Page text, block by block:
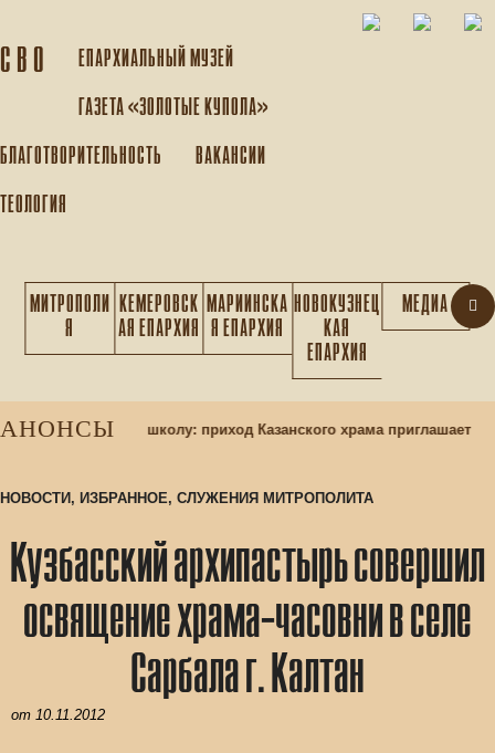
С В О
ЕПАРХИАЛЬНЫЙ МУЗEЙ
ГАЗЕТА «ЗОЛОТЫЕ КУПОЛА»
БЛАГОТВОРИТЕЛЬНОСТЬ
ВАКАНСИИ
ТЕОЛОГИЯ
МИТРОПОЛИ
Я
КЕМЕРОВСК
АЯ ЕПАРХИЯ
МАРИИНСКА
Я ЕПАРХИЯ
НОВОКУЗНЕЦ
КАЯ
ЕПАРХИЯ
МЕДИА
АНОНСЫ
в воскресную школу: приход Казанского храма приглашает
НОВОСТИ , ИЗБРАННОЕ, СЛУЖЕНИЯ МИТРОПОЛИТА
Кузбасский архипастырь совершил
освящение храма-часовни в селе
Сарбала г. Калтан
от 10.11.2012